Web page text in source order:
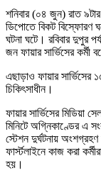
শনিবার (০৪ জুন) রাত ৯টার
ডিপোতে বিকট বিস্ফোরণ
ঘটনা ঘটে। রবিবার দুপুর
জন ফায়ার সার্ভিসের কর্মী
এছাড়াও ফায়ার
চিকিৎসাধীন।
ফায়ার সার্ভিসের মিডিয়া
মিনিটে অগ্নিকাণ্ডের এ
স্টেশন দুর্ঘটনায়
ফার্স্টলাইনে কাজ করা
হয়।